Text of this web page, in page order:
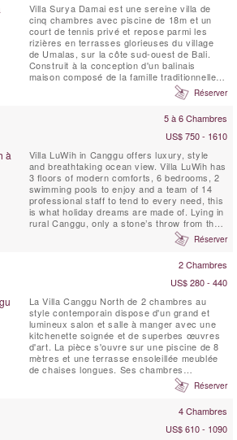
Villa Surya Damai est une sereine villa de
cinq chambres avec piscine de 18m et un
court de tennis privé et repose parmi les
rizières en terrasses glorieuses du village
de Umalas, sur la côte sud-ouest de Bali.
Construit à la conception d'un balinais
maison composé de la famille traditionnelle,
grande salle à manger ouverte sur les côtés
et le charme de chaume les pavillons de
définies au sein d'un jardin clos enchanteur,
Réserver
5 à 6 Chambres
US$ 750 - 1610
Villa LuWih in Canggu offers luxury, style
and breathtaking ocean view. Villa LuWih has
3 floors of modern comforts, 6 bedrooms, 2
swimming pools to enjoy and a team of 14
professional staff to tend to every need, this
is what holiday dreams are made of. Lying in
rural Canggu, only a stone’s throw from the
dramatic black-volcanic sands of Pererenan
Beach, famous for its rolling surf and
for groups of friends who want to party as it
Réserver
2 Chambres
US$ 280 - 440
La Villa Canggu North de 2 chambres au
style contemporain dispose d'un grand et
lumineux salon et salle à manger avec une
kitchenette soignée et de superbes œuvres
d'art. La pièce s'ouvre sur une piscine de 8
mètres et une terrasse ensoleillée meublée
de chaises longues. Ses chambres
attenantes à l'étage peuvent être aménagées
en lits king-size ou jumeaux et toutes deux
attenantes. La villa est située à 100 mètres
Réserver
4 Chambres
US$ 610 - 1090